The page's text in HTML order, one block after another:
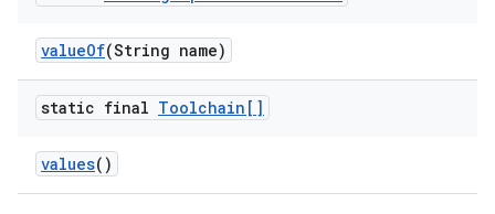
valueOf(String name)
static final Toolchain[]
values()